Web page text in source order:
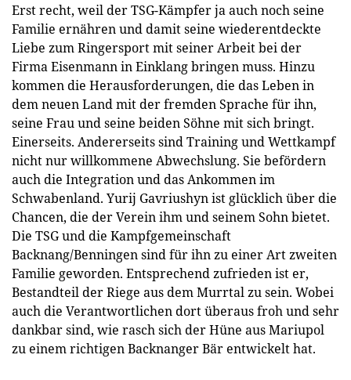
Erst recht, weil der TSG-Kämpfer ja auch noch seine
Familie ernähren und damit seine wiederentdeckte
Liebe zum Ringersport mit seiner Arbeit bei der
Firma Eisenmann in Einklang bringen muss. Hinzu
kommen die Herausforderungen, die das Leben in
dem neuen Land mit der fremden Sprache für ihn,
seine Frau und seine beiden Söhne mit sich bringt.
Einerseits. Andererseits sind Training und Wettkampf
nicht nur willkommene Abwechslung. Sie befördern
auch die Integration und das Ankommen im
Schwabenland. Yurij Gavriushyn ist glücklich über die
Chancen, die der Verein ihm und seinem Sohn bietet.
Die TSG und die Kampfgemeinschaft
Backnang/Benningen sind für ihn zu einer Art zweiten
Familie geworden. Entsprechend zufrieden ist er,
Bestandteil der Riege aus dem Murrtal zu sein. Wobei
auch die Verantwortlichen dort überaus froh und sehr
dankbar sind, wie rasch sich der Hüne aus Mariupol
zu einem richtigen Backnanger Bär entwickelt hat.